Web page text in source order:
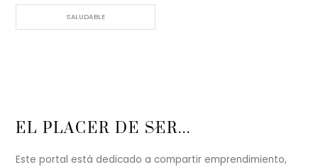
SALUDABLE
Back
Top
EL PLACER DE SER...
Este portal está dedicado a compartir emprendimiento,